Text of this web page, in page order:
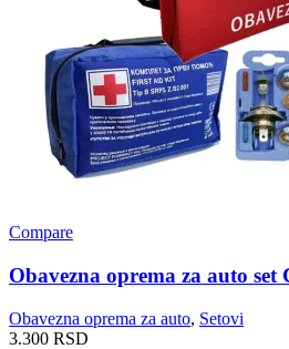
Compare
Obavezna oprema za auto set
Obavezna oprema za auto, Setovi
3.300 RSD